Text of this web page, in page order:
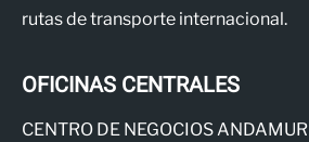
rutas de transporte internacional.
OFICINAS CENTRALES
CENTRO DE NEGOCIOS ANDAMUR